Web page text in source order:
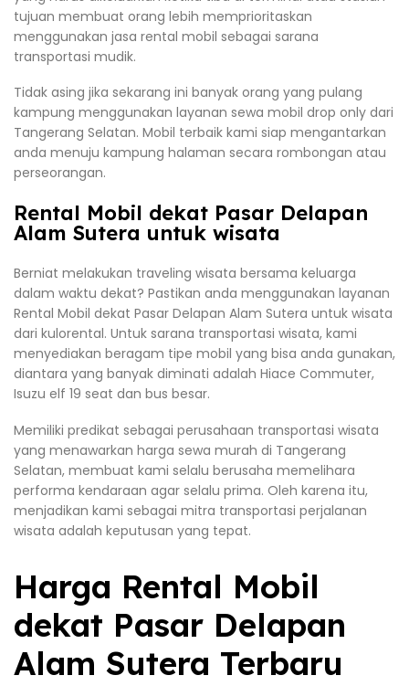
tujuan membuat orang lebih memprioritaskan
menggunakan jasa rental mobil sebagai sarana
transportasi mudik.
Tidak asing jika sekarang ini banyak orang yang pulang
kampung menggunakan layanan sewa mobil drop only dari
Tangerang Selatan. Mobil terbaik kami siap mengantarkan
anda menuju kampung halaman secara rombongan atau
perseorangan.
Rental Mobil dekat Pasar Delapan
Alam Sutera untuk wisata
Berniat melakukan traveling wisata bersama keluarga
dalam waktu dekat? Pastikan anda menggunakan layanan
Rental Mobil dekat Pasar Delapan Alam Sutera untuk wisata
dari kulorental. Untuk sarana transportasi wisata, kami
menyediakan beragam tipe mobil yang bisa anda gunakan,
diantara yang banyak diminati adalah Hiace Commuter,
Isuzu elf 19 seat dan bus besar.
Memiliki predikat sebagai perusahaan transportasi wisata
yang menawarkan harga sewa murah di Tangerang
Selatan, membuat kami selalu berusaha memelihara
performa kendaraan agar selalu prima. Oleh karena itu,
menjadikan kami sebagai mitra transportasi perjalanan
wisata adalah keputusan yang tepat.
Harga Rental Mobil
dekat Pasar Delapan
Alam Sutera Terbaru